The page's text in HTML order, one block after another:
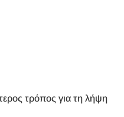
τρόπος για τη λήψη